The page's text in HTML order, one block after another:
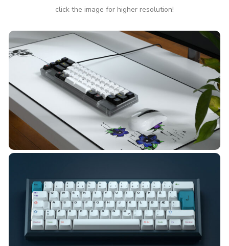
click the image for higher resolution!